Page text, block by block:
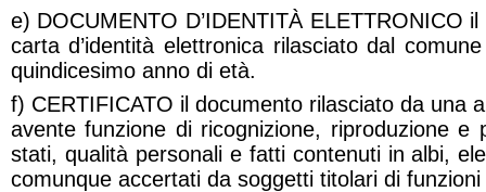
e) DOCUMENTO D’IDENTITÀ ELETTRONICO
carta d’identità elettronica rilasciato dal
quindicesimo anno di età.
f) CERTIFICATO il documento rilasciato da una
avente funzione di ricognizione, riproduzione e
stati, qualità personali e fatti contenuti in albi,
comunque accertati da soggetti titolari di funzioni